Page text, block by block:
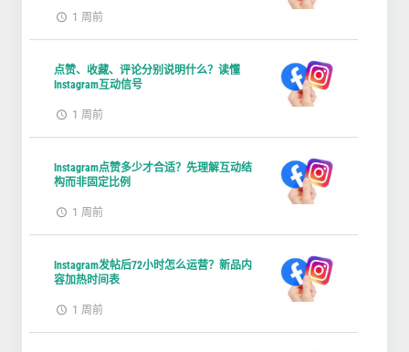
1 周前
点赞、收藏、评论分别说明什么？读懂
Instagram互动信号
1 周前
Instagram点赞多少才合适？先理解互动结
构而非固定比例
1 周前
Instagram发帖后72小时怎么运营？新品内
容加热时间表
1 周前